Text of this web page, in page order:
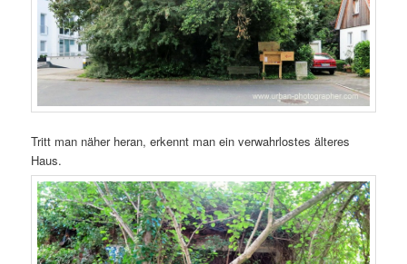
Tritt man näher heran, erkennt man ein verwahrlostes älteres
Haus.